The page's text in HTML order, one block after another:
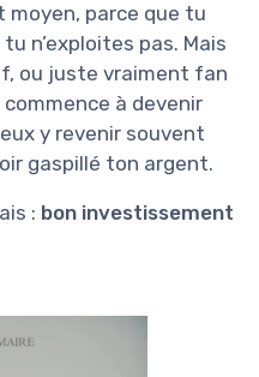
parce que tu
n’exploites pas. Mais
ou juste vraiment fan
à devenir
y revenir souvent
gaspillé ton argent.
: bon investissement